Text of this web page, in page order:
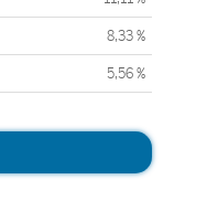
8,33 %
5,56 %